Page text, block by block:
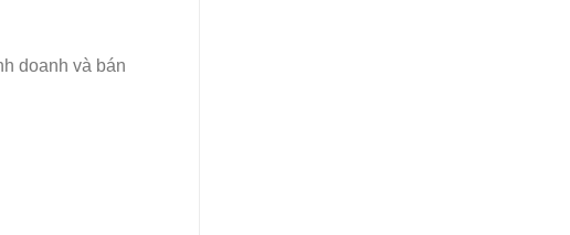
doanh và bán